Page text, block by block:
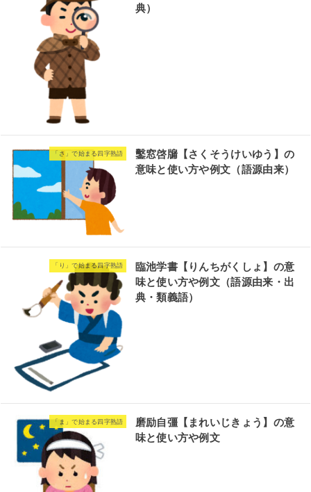
典）
「さ」で始まる四字熟語
鑿窓啓牖【さくそうけいゆう】の
意味と使い方や例文（語源由来）
「り」で始まる四字熟語
臨池学書【りんちがくしょ】の意
味と使い方や例文（語源由来・出
典・類義語）
「ま」で始まる四字熟語
磨励自彊【まれいじきょう】の意
味と使い方や例文